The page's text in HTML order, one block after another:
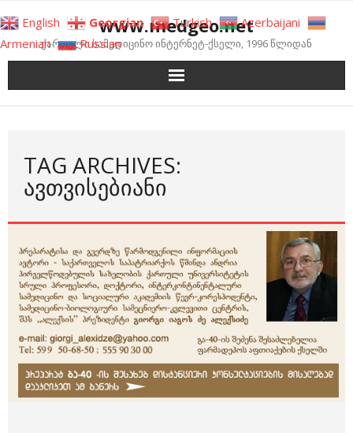
to
content
www.medgeo.net
ქართული სამედიცინო ინტერნეტ-ქსელი, 1996 წლიდან
TAG ARCHIVES:
ᲐᲕᲗᲕᲘᲡᲔᲑᲘᲐᲜᲘ
English Georgian Turkish
Azerbaijani
Armenian
Russian